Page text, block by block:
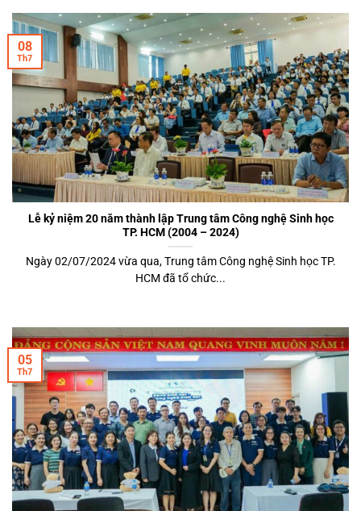
Lễ kỷ niệm 20 năm thành lập Trung tâm Công nghệ Sinh học
TP. HCM (2004 – 2024)
Ngày 02/07/2024 vừa qua, Trung tâm Công nghệ Sinh học TP.
HCM đã tổ chức...
08
Th7
05
Th7